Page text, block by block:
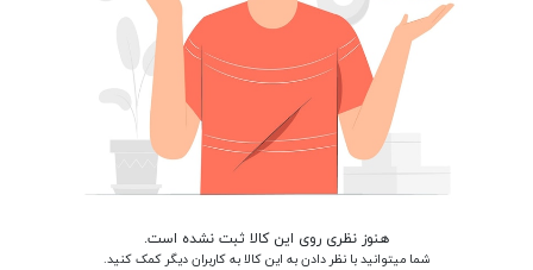
هنوز نظری روی این کالا ثبت نشده است.
شما میتوانید با نظر دادن به این کالا به کاربران دیگر کمک کنید.